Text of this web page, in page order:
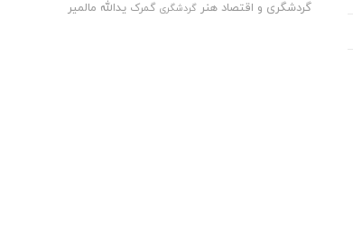
گردشگری و اقتصاد هنر گردشگری گمرک یدالله مالمیر